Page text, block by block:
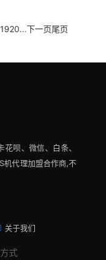
1920...下一页尾页
呗、微信、白条、
机代理加盟合作商,不
关于我们
式